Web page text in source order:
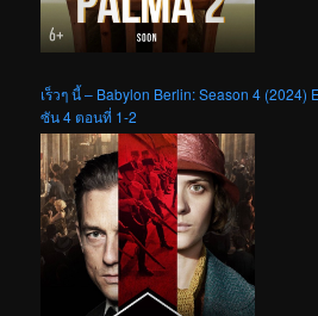
เร็วๆ นี้ – Babylon Berlin: Season 4
ซัน 4 ตอนที่ 1-2